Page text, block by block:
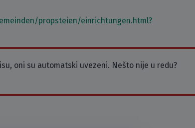
propsteien/einrichtungen.html?
oni su automatski uvezeni. Nešto nije u redu?